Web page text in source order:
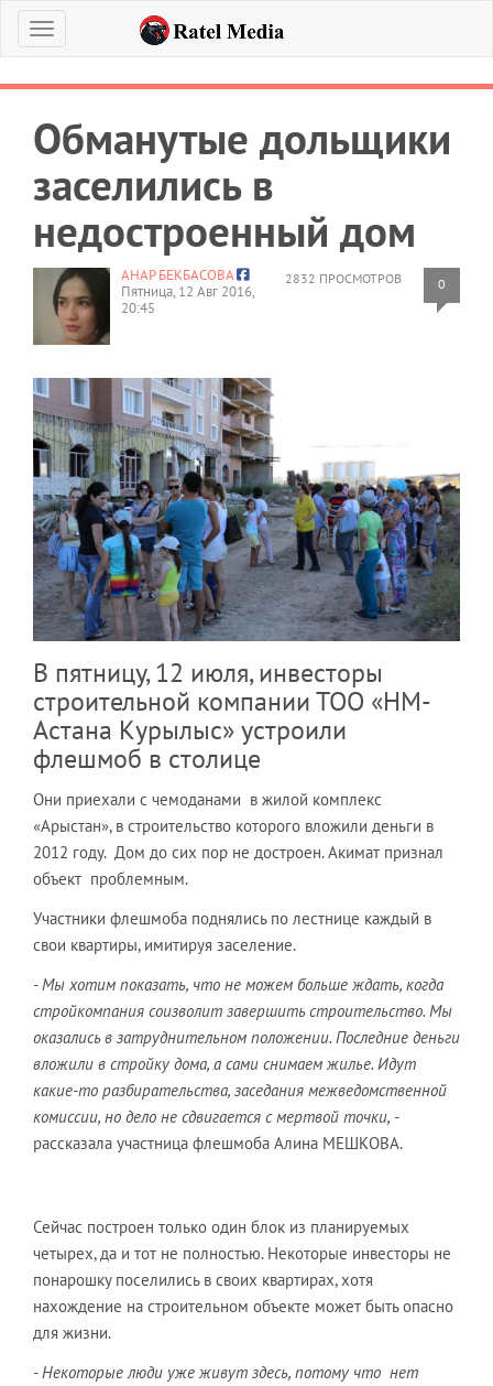
Меню
Обманутые дольщики
заселились в
недостроенный дом
2832 ПРОСМОТРОВ 0
АНАР БЕКБАСОВА
Пятница, 12 Авг 2016,
20:45
В пятницу, 12 июля, инвесторы
строительной компании ТОО «НМ-
Астана Курылыс» устроили
флешмоб в столице
Они приехали с чемоданами в жилой комплекс
«Арыстан», в строительство которого вложили деньги в
2012 году. Дом до сих пор не достроен. Акимат признал
объект проблемным.
Участники флешмоба поднялись по лестнице каждый в
свои квартиры, имитируя заселение.
- Мы хотим показать, что не можем больше ждать, когда
стройкомпания соизволит завершить строительство. Мы
оказались в затруднительном положении. Последние деньги
вложили в стройку дома, а сами снимаем жилье. Идут
какие-то разбирательства, заседания межведомственной
комиссии, но дело не сдвигается с мертвой точки, -
рассказала участница флешмоба Алина МЕШКОВА.
Сейчас построен только один блок из планируемых
четырех, да и тот не полностью. Некоторые инвесторы не
понарошку поселились в своих квартирах, хотя
нахождение на строительном объекте может быть опасно
для жизни.
- Некоторые люди уже живут здесь, потому что нет